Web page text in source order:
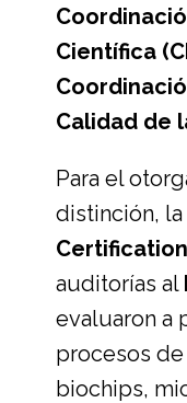
Científica
Calidad de
Para el
distinción, la
auditorías al
evaluaron a
procesos
biochips,